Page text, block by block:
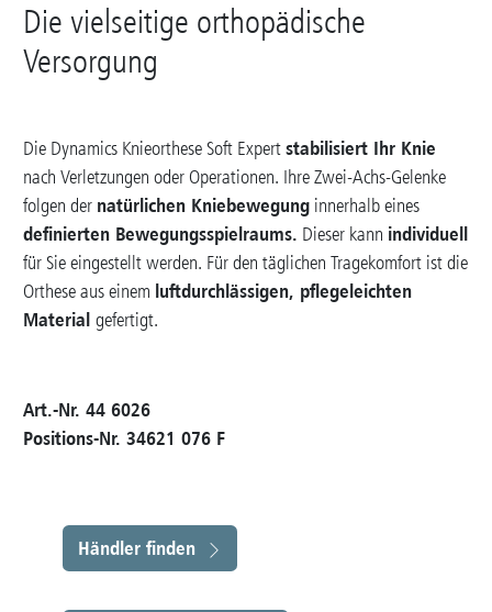
Die vielseitige orthopädische
Versorgung
Die Dynamics Knieorthese Soft Expertstabilisiert Ihr Knie
nach Verletzungen oder Operationen. Ihre Zwei-Achs-Gelenke
folgen der natürlichen Kniebewegung innerhalb eines
definierten Bewegungsspielraums. Dieser kann individuell
für Sie eingestellt werden. Für den täglichen Tragekomfort ist die
Orthese aus einem luftdurchlässigen, pflegeleichten
Materialgefertigt.
Art.-Nr. 44 6026
Positions-Nr. 34621 076 F
Händler finden